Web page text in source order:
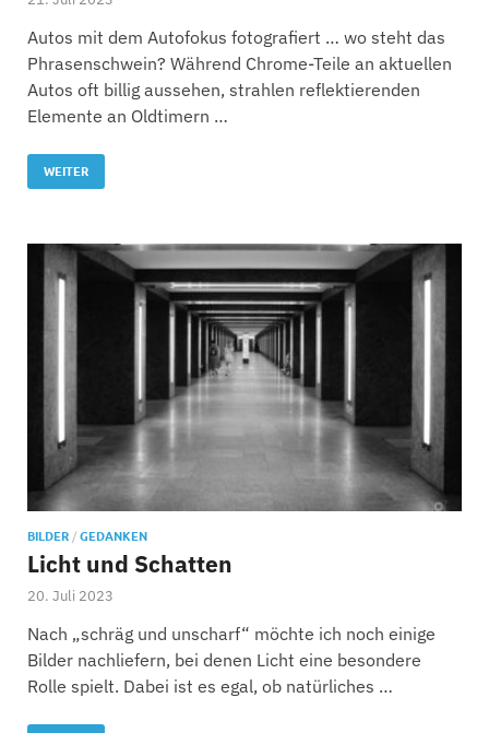
Autos mit dem Autofokus fotografiert … wo steht das
Phrasenschwein? Während Chrome-Teile an aktuellen
Autos oft billig aussehen, strahlen reflektierenden
Elemente an Oldtimern …
WEITER
BILDER / GEDANKEN
Licht und Schatten
20. Juli 2023
Nach „schräg und unscharf“ möchte ich noch einige
Bilder nachliefern, bei denen Licht eine besondere
Rolle spielt. Dabei ist es egal, ob natürliches …